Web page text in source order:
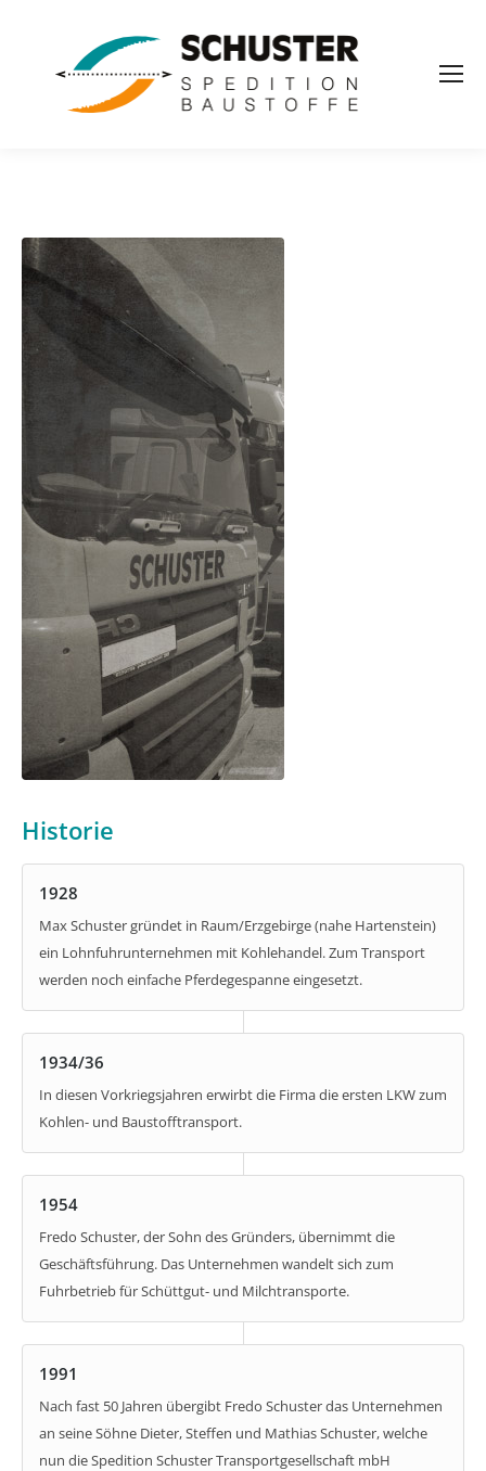
Historie
1928
Max Schuster gründet in Raum/Erzgebirge (nahe Hartenstein)
ein Lohnfuhrunternehmen mit Kohlehandel. Zum Transport
werden noch einfache Pferdegespanne eingesetzt.
1934/36
In diesen Vorkriegsjahren erwirbt die Firma die ersten LKW zum
Kohlen- und Baustofftransport.
1954
Fredo Schuster, der Sohn des Gründers, übernimmt die
Geschäftsführung. Das Unternehmen wandelt sich zum
Fuhrbetrieb für Schüttgut- und Milchtransporte.
1991
Nach fast 50 Jahren übergibt Fredo Schuster das Unternehmen
an seine Söhne Dieter, Steffen und Mathias Schuster, welche
nun die Spedition Schuster Transportgesellschaft mbH